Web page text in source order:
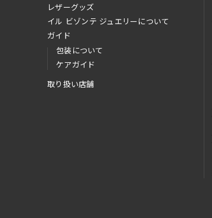
レザーグッズ
イル ビゾンテ ジュエリーについて
ガイド
包装について
ケアガイド
取り扱い店舗